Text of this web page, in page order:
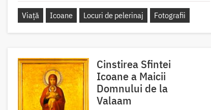
Viață Icoane Locuri de pelerinaj Fotografii
Cinstirea Sfintei
Icoane a Maicii
Domnului de la
Valaam